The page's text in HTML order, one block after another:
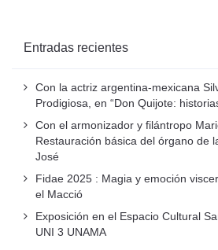
Entradas recientes
Con la actriz argentina-mexicana
Prodigiosa, en “Don Quijote:
Con el armonizador y filántropo
Restauración básica del órgano de
José
Fidae 2025 : Magia y emoción
el Macció
Exposición en el Espacio Cultural
UNI 3 UNAMA